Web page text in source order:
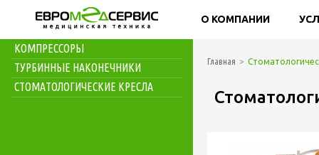
О КОМПАНИИ
СТОМАТОЛОГИЧЕСКИЕ УСТАНОВКИ
СТОМАТОЛОГИЧЕСКИЕ
КОМПРЕССОРЫ
ТУРБИННЫЕ НАКОНЕЧНИКИ
СТОМАТОЛОГИЧЕСКИЕ КРЕСЛА
Главная